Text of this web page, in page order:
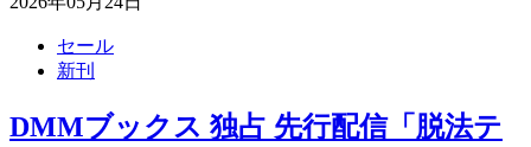
セール
新刊
DMMブックス 独占 先行配信「脱法テ